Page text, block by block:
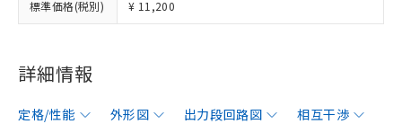
標準価格(税別) ¥ 11,200
詳細情報
定格/性能 外形図 出力段回路図
相互干渉